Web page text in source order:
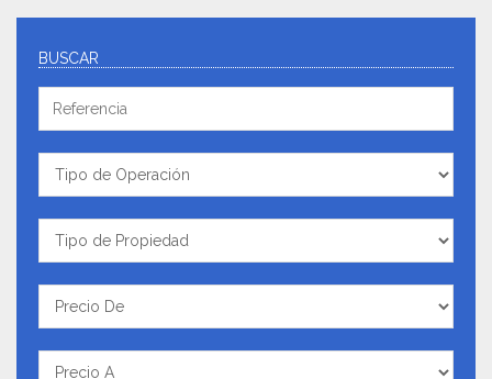
BUSCAR
Referencia
Tipo
de
Operación
Tipo
de
Propiedad
Precio
De
Precio